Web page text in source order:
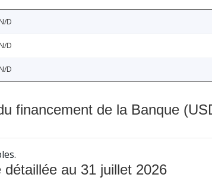
N/D
N/D
N/D
financement de la Banque
au 31 juillet 2026